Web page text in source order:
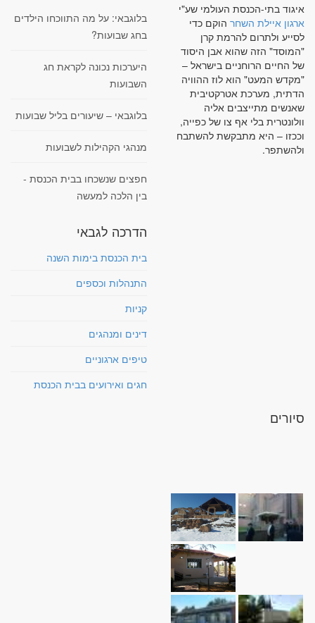
איגוד בתי-הכנסת העולמי שע"י
ארגון איילת השחר הוקם כדי
לסייע ולתרום להרמת קרן
"המוסד" הזה שהוא אבן היסוד
של החיים הרוחניים בישראל –
"מקדש המעט" הוא לוז ההוויה
הדתית, מערכת אטרקטיבית
שאנשים מתייצבים אליה
וולונטרית בלי אף צו של כפייה,
וככזו – היא מתבקשת להשתבח
ולהשתפר.
בלוגבאי: על מה התווכחו הילדים
בחג שבועות?
היערכות נכונה לקראת חג
השבועות
בלוגבאי – שיעורים בליל שבועות
מנהגי הקהילות לשבועות
חפצים שנשכחו בבית הכנסת -
בין הלכה למעשה
הדרכה לגבאי
בית הכנסת בימות השנה
התנהלות וכספים
קניות
דינים ומנהגים
טיפים ארגוניים
חגים ואירועים בבית הכנסת
סיורים